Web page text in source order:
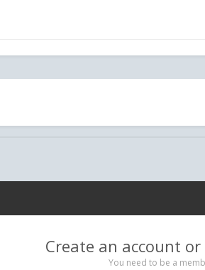
Create an account
You need to be a